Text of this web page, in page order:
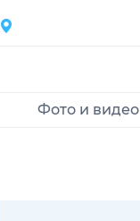
Фото и видео